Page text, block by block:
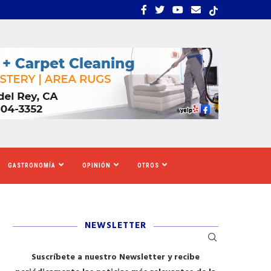
ESTRÉS, INCERTIDUMBRE Y MIEDO... CALIFORNIA SE
GASTRONOMÍA OPINIÓN OTROS
NEWSLETTER
Suscríbete a nuestro Newsletter y recibe